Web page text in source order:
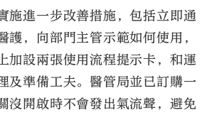
施進一步改善措施，包括立即通
護，向部門主管示範如何使用，
加設兩張使用流程提示卡，和運
及準備工夫。醫管局並已訂購一
沒開啟時不會發出氣流聲，避免